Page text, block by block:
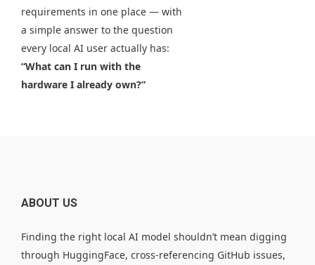
requirements in one place — with
a simple answer to the question
every local AI user actually has:
“What can I run with the
hardware I already own?”
ABOUT US
Finding the right local AI model shouldn’t mean digging
through HuggingFace, cross-referencing GitHub issues,